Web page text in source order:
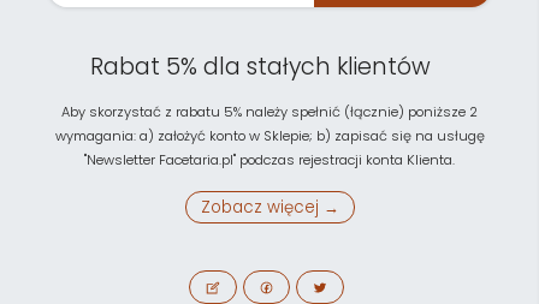
Rabat 5% dla stałych klientów
Aby skorzystać z rabatu 5% należy spełnić (łącznie) poniższe 2
wymagania: a) założyć konto w Sklepie; b) zapisać się na usługę
"Newsletter Facetaria.pl" podczas rejestracji konta Klienta.
Zobacz więcej →